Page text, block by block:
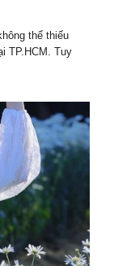
thể thiếu
TP.HCM. Tuy